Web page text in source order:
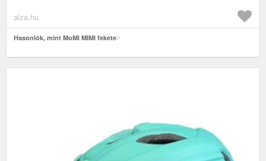
alza.hu
Hasonlók, mint MoMi MIMI fekete